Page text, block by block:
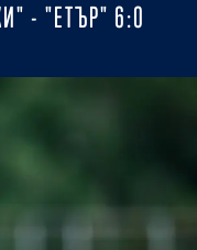
- "ЕТЪР" 6:0